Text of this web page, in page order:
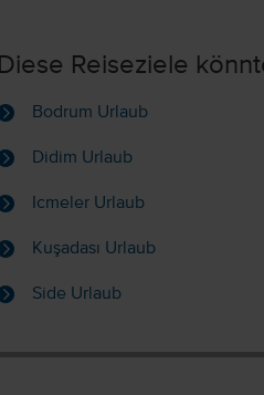
Diese Reiseziele
Bodrum Urlaub
Didim Urlaub
Icmeler Urlaub
Kuşadası Urlaub
Side Urlaub